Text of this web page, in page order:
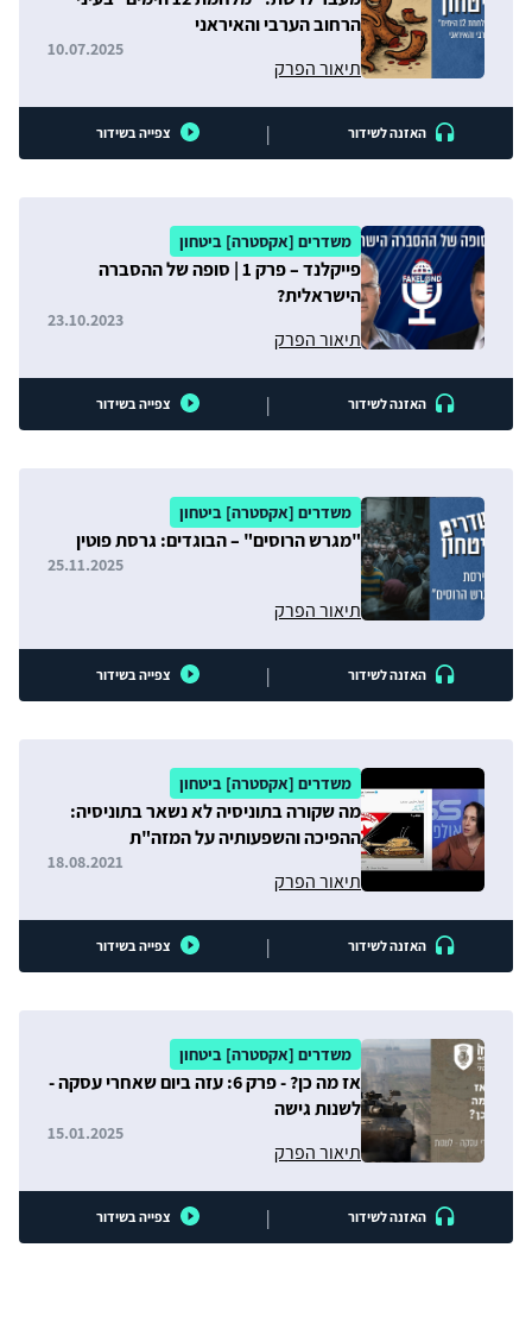
הרחוב הערבי והאיראני
תיאור הפרק
10.07.2025
האזנה לשידור | צפייה בשידור
משדרים [אקסטרה] ביטחון
פייקלנד – פרק 1 | סופה של ההסברה
הישראלית?
תיאור הפרק
23.10.2023
האזנה לשידור | צפייה בשידור
משדרים [אקסטרה] ביטחון
"מגרש הרוסים" – הבוגדים: גרסת פוטין
תיאור הפרק
25.11.2025
האזנה לשידור | צפייה בשידור
משדרים [אקסטרה] ביטחון
מה שקורה בתוניסיה לא נשאר בתוניסיה:
ההפיכה והשפעותיה על המזה"ת
תיאור הפרק
18.08.2021
האזנה לשידור | צפייה בשידור
משדרים [אקסטרה] ביטחון
אז מה כן? - פרק 6: עזה ביום שאחרי עסקה -
לשנות גישה
תיאור הפרק
15.01.2025
האזנה לשידור | צפייה בשידור